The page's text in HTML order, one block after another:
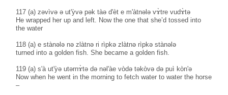
117 (a) zəvìvə ə ut'ỳvə pək tàə d'èt e m'àtnələ vɤ̀tre vudɤ̀tə
He wrapped her up and left. Now the one that she’d tossed into
the water
118 (a) e stànələ nə zlàtnə ri rìpkə zlàtnə rìpkə stànələ
turned into a golden fish. She became a golden fish.
119 (a) s'à ut'ỳə utərnɤ̀tə də nəl'àe vòdə təkòvə də puì kòn'ə
Now when he went in the morning to fetch water to water the horse
–